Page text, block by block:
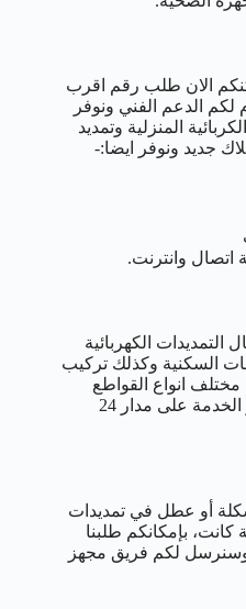
الان طلب رقم اقرب
الدعم الفني ونوفر
المنزلية وتمديد
جديد ونوفر ايضا:-
وانترنت.
التمديدات الكهربائية
السكنية وكذلك تركيب
انواع القواطع
والعدادات والازرار والمقابس ونوفر الخدمة على مدار 24
أو عطل في تمديدات
بإمكانكم طلبنا
مدار 24 ساعة وسنرسل لكم فريق مجهز